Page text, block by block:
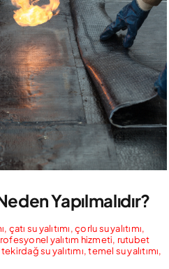
Yapılmalıdır?
, çatı su yalıtımı,çorlu su yalıtımı,
yalıtım hizmeti, rutubet
tekirdağ su yalıtımı,temel su yalıtımı,